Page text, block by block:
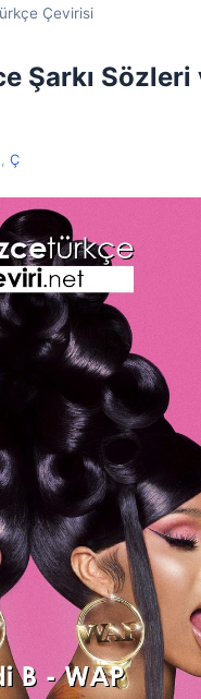
Çevirisi
Şarkı Sözleri
, Ç